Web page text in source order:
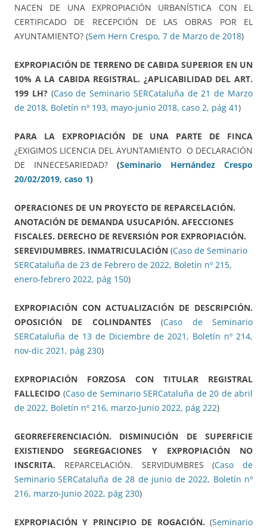
NACEN DE UNA EXPROPIACIÓN URBANÍSTICA CON EL
CERTIFICADO DE RECEPCIÓN DE LAS OBRAS POR EL
AYUNTAMIENTO? (Sem Hern Crespo, 7 de Marzo de 2018)
EXPROPIACIÓN DE TERRENO DE CABIDA SUPERIOR EN UN
10% A LA CABIDA RE­GISTRAL. ¿APLICABILIDAD DEL ART.
199 LH?(Caso de Seminario SERCataluña de 21 de Marzo
de 2018, Boletín nº 193, mayo-junio 2018, caso 2, pág 41)
PARA LA EXPROPIACIÓN DE UNA PARTE DE FINCA
¿EXIGIMOS LICENCIA DEL AYUNTAMIENTO O DECLARACIÓN
DE INNECESARIEDAD? (Seminario Hernández Crespo
20/02/2019, caso 1)
OPERACIONES DE UN PROYECTO DE REPARCELACIÓN.
ANOTACIÓN DE DEMANDA USUCAPIÓN. AFECCIONES
FISCALES. DERECHO DE REVERSIÓN POR EXPROPIACIÓN.
SEREVIDUMBRES. INMATRICULACIÓN (Caso de Seminario
SERCataluña de 23 de Febrero de 2022, Boletín nº 215,
enero-febrero 2022, pág 150)
EXPROPIACIÓN CON ACTUALIZACIÓN DE DESCRIPCIÓN.
OPOSICIÓN DE COLINDANTES (Caso de Seminario
SERCataluña de 13 de Diciembre de 2021, Boletín nº 214,
nov-dic 2021, pág 230)
EXPROPIACIÓN FORZOSA CON TITULAR REGISTRAL
FALLECIDO (Caso de Seminario SERCataluña de 20 de abril
de 2022, Boletín nº 216, marzo-Junio 2022, pág 222)
GEORREFERENCIACIÓN. DISMINUCIÓN DE SUPERFICIE
EXISTIENDO SEGREGACIONES Y EXPROPIACIÓN NO
INSCRITA. REPARCELACIÓN. SERVIDUMBRES (Caso de
Seminario SERCataluña de 28 de junio de 2022, Boletín nº
216, marzo-Junio 2022, pág 230)
EXPROPIACIÓN Y PRINCIPIO DE ROGACIÓN. (Seminario